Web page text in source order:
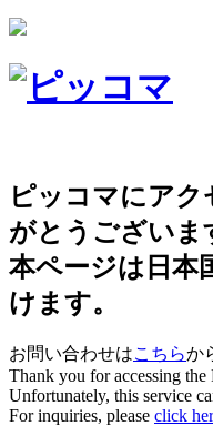
ピッコマにアク
がとうございま
本ページは日本
けます。
お問い合わせはこちらか
Thank you for accessing the
Unfortunately, this service
For inquiries, please click